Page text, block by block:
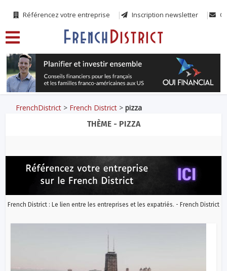
Référencez votre entreprise Inscription newsletter
FrenchDistrict > French District >pizza
THÈME - PIZZA
French District : Le lien entre les entreprises et les expatriés. - French District